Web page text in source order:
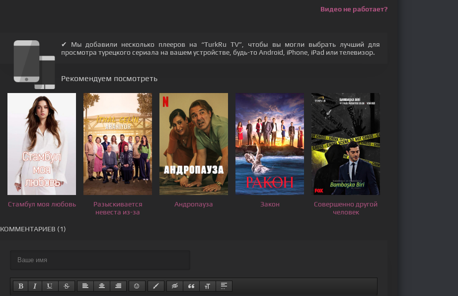
Видео не работает?
✔ Мы добавили несколько плееров на “TurkRu TV”, чтобы вы могли выбрать лучший для
просмотра турецкого сериала на вашем устройстве, будь-то Android, iPhone, iPad или телевизор.
Рекомендуем посмотреть
Стамбул моя любовь
Разыскивается
невеста из-за
Андропауза Закон
Совершенно другой
человек
КОММЕНТАРИЕВ (1)